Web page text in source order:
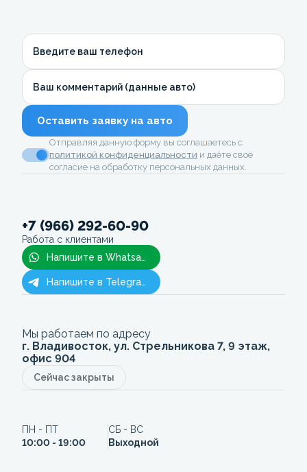
Введите ваш телефон
Ваш комментарий (данные авто)
Оставить заявку на авто
Отправляя данную форму вы соглашаетесь с
политикой конфиденциальности и даёте своё
согласие на обработку персональных данных.
+7 (966) 292-60-90
Работа с клиентами
Напишите в Whatsapp
Напишите в Telegram
Мы работаем по адресу
г. Владивосток, ул. Стрельникова 7, 9 этаж,
офис 904
Сейчас закрыты
ПН - ПТ
10:00 - 19:00
СБ - ВС
Выходной